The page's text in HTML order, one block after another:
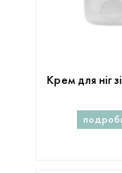
Крем для ніг